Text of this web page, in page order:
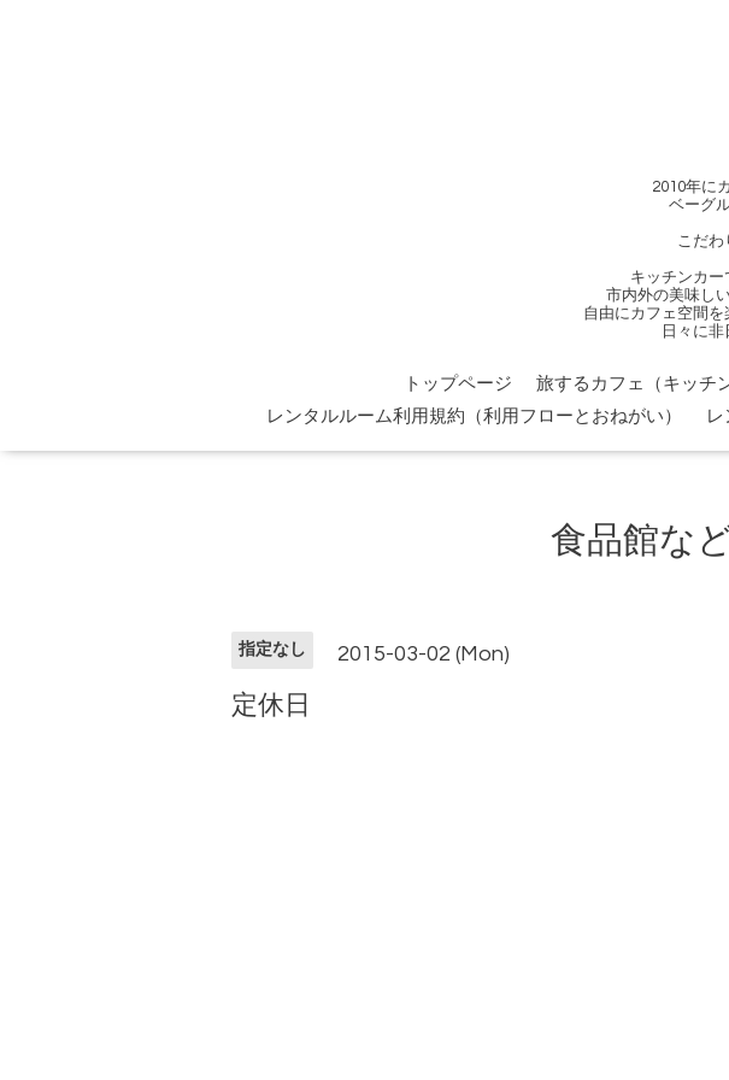
2010年に
ベーグ
こだわ
キッチンカ
市内外の美味し
自由にカフェ空間
日々に非
トップページ 旅するカフェ（キッチ
レンタルルーム利用規約（利用フローとおねがい）
レ
食品館な
指定なし 2015-03-02 (Mon)
定休日